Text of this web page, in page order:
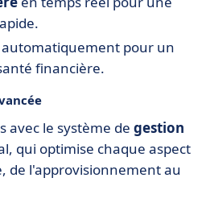
automatiquement pour un
financière.
avec le système de gestion
qui optimise chaque aspect
de l'approvisionnement au